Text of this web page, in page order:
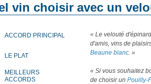
vin choisir avec un
ACCORD PRINCIPAL
LE PLAT
MEILLEURS
ACCORDS
« Le velouté
d'amis, vins de
Beaune blanc. »
« Si vous souhaitez
de choisir un Pouilly-